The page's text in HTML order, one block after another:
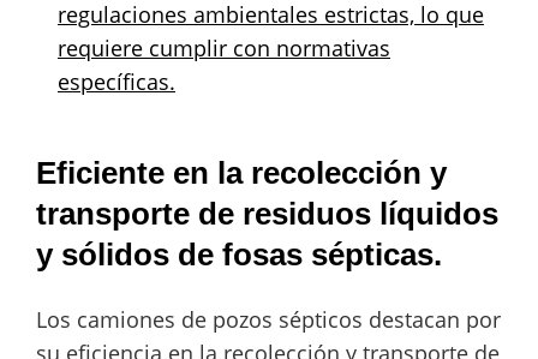
regulaciones ambientales estrictas, lo que
requiere cumplir con normativas
específicas.
Eficiente en la recolección y
transporte de residuos líquidos
y sólidos de fosas sépticas.
Los camiones de pozos sépticos destacan por